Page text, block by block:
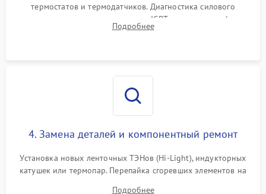
термостатов и термодатчиков. Диагностика силового
модуля, реле, диодных мостов и IGBT-транзисторов (для
индукции). Проверка кранов и газ-контроля (для газовых
Подробнее
4. Замена деталей и компонентный ремонт
Установка новых ленточных ТЭНов (Hi-Light), индукторных
катушек или термопар. Перепайка сгоревших элементов на
Подробнее